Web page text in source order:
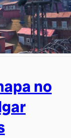
no